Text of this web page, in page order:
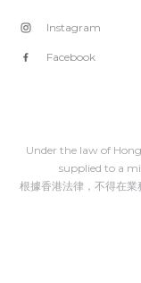
Instagram
Facebook
Under the law of
supplied to a
根據香港法律，不得在